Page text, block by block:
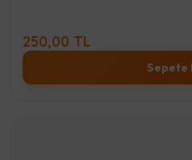
250,00 TL
Sepete